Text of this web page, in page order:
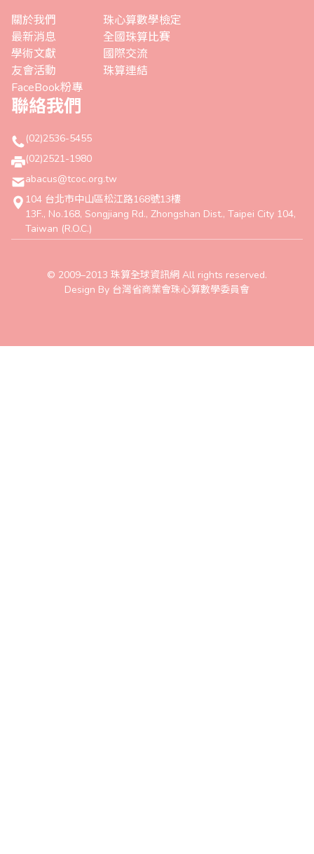
關於我們
最新消息
學術文獻
友會活動
FaceBook粉專
珠心算數學檢定
全國珠算比賽
國際交流
珠算連結
聯絡我們
(02)2536-5455
(02)2521-1980
abacus@tcoc.org.tw
104 台北市中山區松江路168號13樓
13F., No.168, Songjiang Rd., Zhongshan Dist., Taipei City 104,
Taiwan (R.O.C.)
© 2009–2013 珠算全球資訊網 All rights reserved.
Design By 台灣省商業會珠心算數學委員會